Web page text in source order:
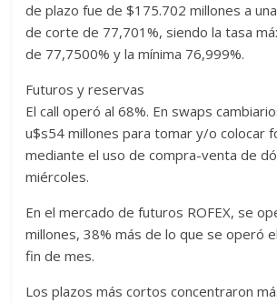
de plazo fue de $175.702 millones a
de corte de 77,701%, siendo la tasa
de 77,7500% y la mínima 76,999%.
Futuros y reservas
El call operó al 68%. En swaps
u$s54 millones para tomar y/o colocar
mediante el uso de compra-venta de
miércoles.
En el mercado de futuros ROFEX, se
millones, 38% más de lo que se operó
fin de mes.
Los plazos más cortos concentraron